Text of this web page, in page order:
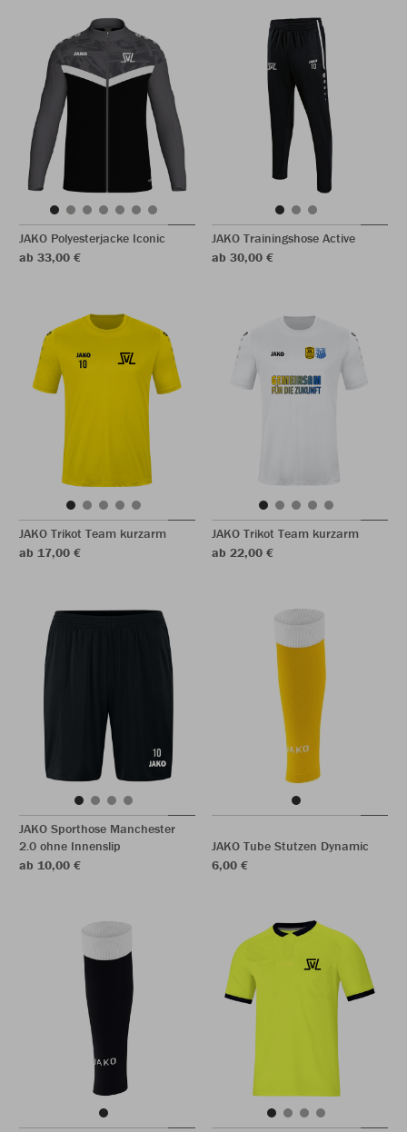
JAKO Polyesterjacke Iconic
ab 33,00 €
JAKO Trainingshose Active
ab 30,00 €
JAKO Trikot Team kurzarm
ab 17,00 €
JAKO Trikot Team kurzarm
ab 22,00 €
JAKO Sporthose Manchester
2.0 ohne Innenslip
ab 10,00 €
JAKO Tube Stutzen Dynamic
6,00 €